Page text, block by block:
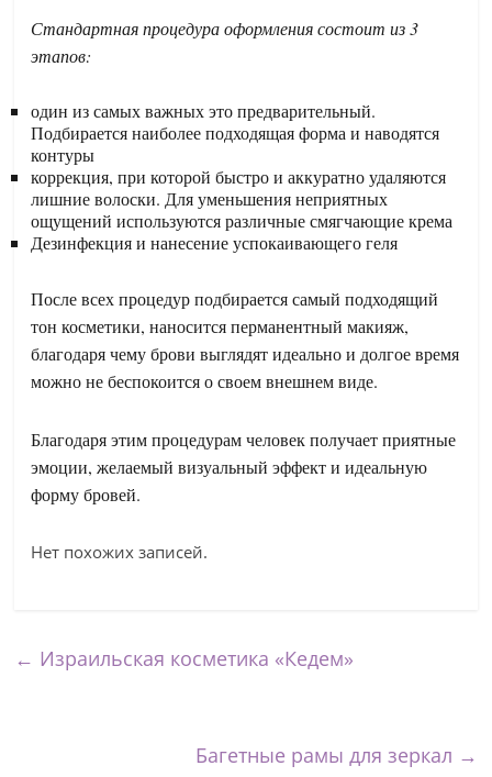
Стандартная процедура оформления состоит из 3
этапов:
один из самых важных это предварительный.
Подбирается наиболее подходящая форма и наводятся
контуры
коррекция, при которой быстро и аккуратно удаляются
лишние волоски. Для уменьшения неприятных
ощущений используются различные смягчающие крема
Дезинфекция и нанесение успокаивающего геля
После всех процедур подбирается самый подходящий
тон косметики, наносится перманентный макияж,
благодаря чему брови выглядят идеально и долгое время
можно не беспокоится о своем внешнем виде.
Благодаря этим процедурам человек получает приятные
эмоции, желаемый визуальный эффект и идеальную
форму бровей.
Нет похожих записей.
← Израильская косметика «Кедем»
Багетные рамы для зеркал →